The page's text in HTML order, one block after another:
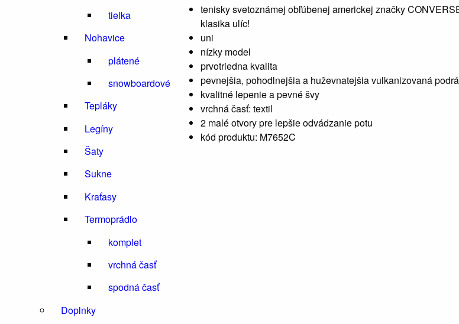
tielka
Nohavice
plátené
snowboardové
Tepláky
Legíny
Šaty
Sukne
Kraťasy
Termoprádlo
komplet
vrchná časť
spodná časť
Doplnky
tenisky svetoznámej obľúbenej americkej značky
klasika ulíc!
uni
nízky model
prvotriedna kvalita
pevnejšia, pohodlnejšia a huževnatejšia vulkanizovaná
kvalitné lepenie a pevné švy
vrchná časť: textil
2 malé otvory pre lepšie odvádzanie potu
kód produktu: M7652C